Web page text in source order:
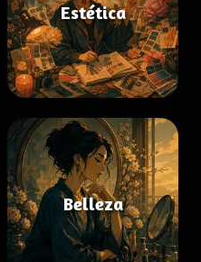
Estética
Belleza